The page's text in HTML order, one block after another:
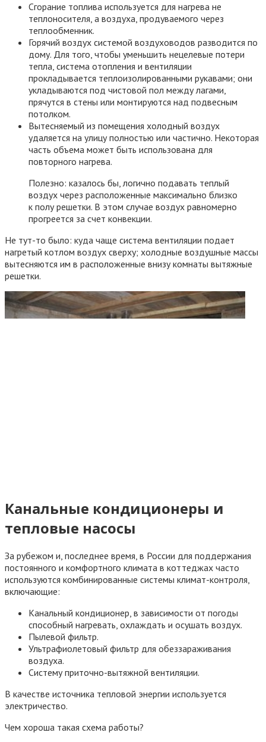
Сгорание топлива используется для нагрева не
теплоносителя, а воздуха, продуваемого через
теплообменник.
Горячий воздух системой воздуховодов разводится по
дому. Для того, чтобы уменьшить нецелевые потери
тепла, система отопления и вентиляции
прокладывается теплоизолированными рукавами; они
укладываются под чистовой пол между лагами,
прячутся в стены или монтируются над подвесным
потолком.
Вытесняемый из помещения холодный воздух
удаляется на улицу полностью или частично. Некоторая
часть объема может быть использована для
повторного нагрева.
Полезно: казалось бы, логично подавать теплый
воздух через расположенные максимально близко
к полу решетки. В этом случае воздух равномерно
прогреется за счет конвекции.
Не тут-то было: куда чаще система вентиляции подает
нагретый котлом воздух сверху; холодные воздушные массы
вытесняются им в расположенные внизу комнаты вытяжные
решетки.
Канальные кондиционеры и
тепловые насосы
За рубежом и, последнее время, в России для поддержания
постоянного и комфортного климата в коттеджах часто
используются комбинированные системы климат-контроля,
включающие:
Канальный кондиционер, в зависимости от погоды
способный нагревать, охлаждать и осушать воздух.
Пылевой фильтр.
Ультрафиолетовый фильтр для обеззараживания
воздуха.
Систему приточно-вытяжной вентиляции.
В качестве источника тепловой энергии используется
электричество.
Чем хороша такая схема работы?